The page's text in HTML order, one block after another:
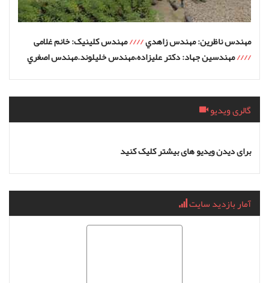
مهندس ناظرين: مهندس زاهدي////مهندس کلینیک: خانم غلامی
////مهندسين جهاد: دكتر عليزاده،مهندس خليلوند.مهندس اصغري
گالری ویدیو
برای دیدن ویدیو های بیشتر کلیک کنید
آمار بازدید سایت